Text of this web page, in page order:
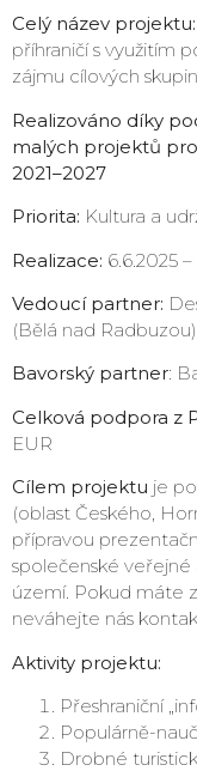
Celý název projektu:
příhraničí s využitím
zájmu cílových skupin
Realizováno díky
malých projektů
2021–2027
Priorita: Kultura a
Realizace: 6.6.2025
Vedoucí partner:
(Bělá nad Radbuzou)
Bavorský partner:
Celková podpora z
EUR
Cílem projektu je
(oblast Českého,
přípravou
společenské veřejné
území. Pokud máte
neváhejte nás
Aktivity projektu:
Přeshraniční
Populárně-
Drobné